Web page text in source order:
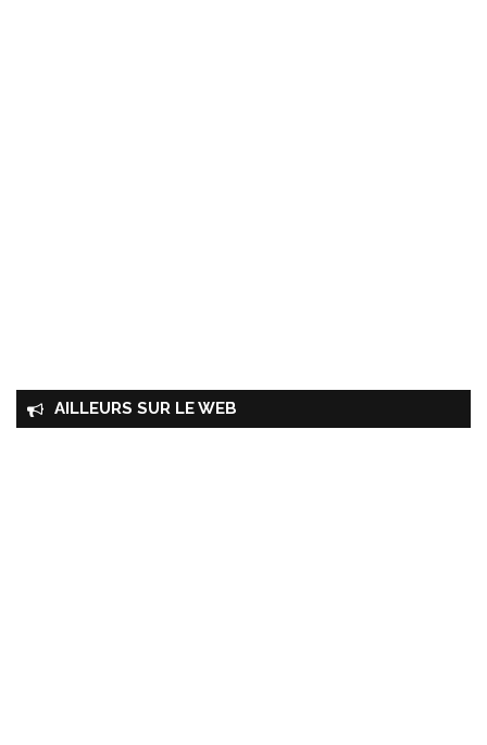
AILLEURS SUR LE WEB